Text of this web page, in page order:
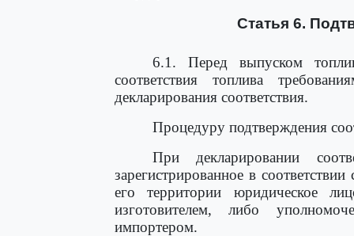
Статья 6.
6.1. Перед выпуском
соответствия топлива
декларирования соответствия.
Процедуру подтверждения
При декларировании
зарегистрированное в
его территории юридическое
изготовителем, либо
импортером.